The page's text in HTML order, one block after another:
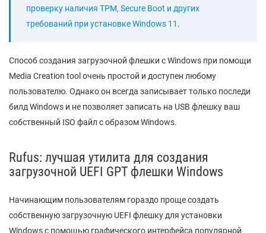
проверку наличия TPM, Secure Boot и других
требований при установке Windows 11 .
Способ создания загрузочной флешки с Windows при помощи
Media Creation tool очень простой и доступен любому
пользователю. Однако он всегда записывает только последи
билд Windows и не позволяет записать на USB флешку ваш
собственный ISO файл с образом Windows.
Rufus: лучшая утилита для создания
загрузочной UEFI GPT флешки Windows
Начинающим пользователям гораздо проще создать
собственную загрузочную UEFI флешку для установки
Windows с помощью графического интерфейса популярной